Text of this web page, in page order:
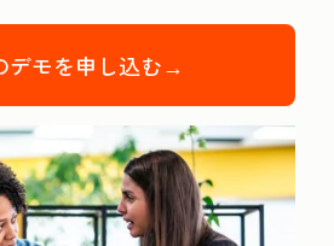
デモを申し込む→